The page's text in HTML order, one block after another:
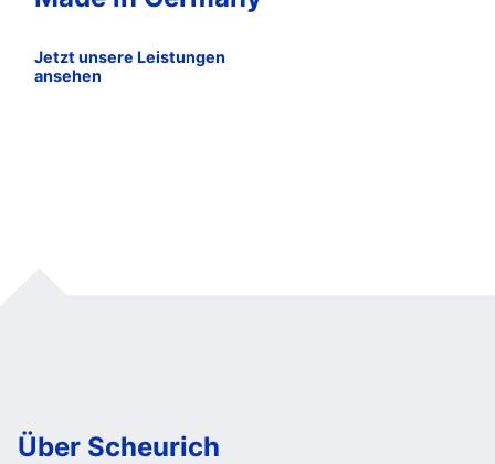
Jetzt unsere Leistungen
ansehen
Über Scheurich